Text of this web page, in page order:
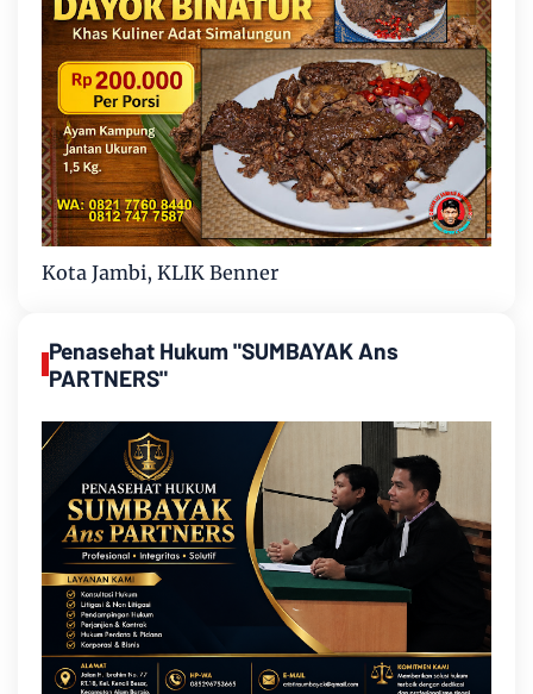
Kota Jambi, KLIK Benner
Penasehat Hukum "SUMBAYAK Ans
PARTNERS"